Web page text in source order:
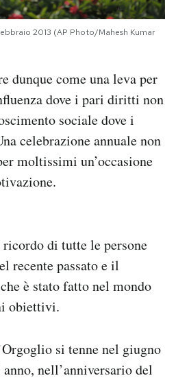
2013 (AP Photo/Mahesh Kumar
dunque come una leva per
dove i pari diritti non
sociale dove i
celebrazione annuale non
moltissimi un’occasione
di tutte le persone
recente passato e il
è stato fatto nel mondo
obiettivi.
si tenne nel giugno
nell’anniversario del